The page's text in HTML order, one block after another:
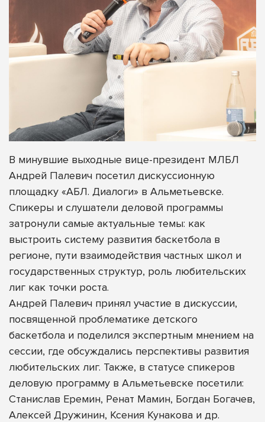
В минувшие выходные вице-президент МЛБЛ
Андрей Палевич посетил дискуссионную
площадку «АБЛ. Диалоги» в Альметьевске.
Спикеры и слушатели деловой программы
затронули самые актуальные темы: как
выстроить систему развития баскетбола в
регионе, пути взаимодействия частных школ и
государственных структур, роль любительских
лиг как точки роста.
Андрей Палевич принял участие в дискуссии,
посвященной проблематике детского
баскетбола и поделился экспертным мнением на
сессии, где обсуждались перспективы развития
любительских лиг. Также, в статусе спикеров
деловую программу в Альметьевске посетили:
Станислав Еремин, Ренат Мамин, Богдан Богачев,
Алексей Дружинин, Ксения Кунакова и др.